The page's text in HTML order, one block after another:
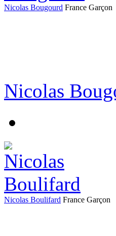
Nicolas Bougourd France Garçon
Nicolas
Nicolas Boulifard France Garçon